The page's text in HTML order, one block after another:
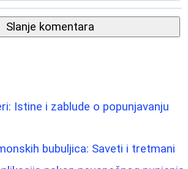
Slanje komentara
Istine i zablude o popunjavanju
bubuljica: Saveti i tretmani